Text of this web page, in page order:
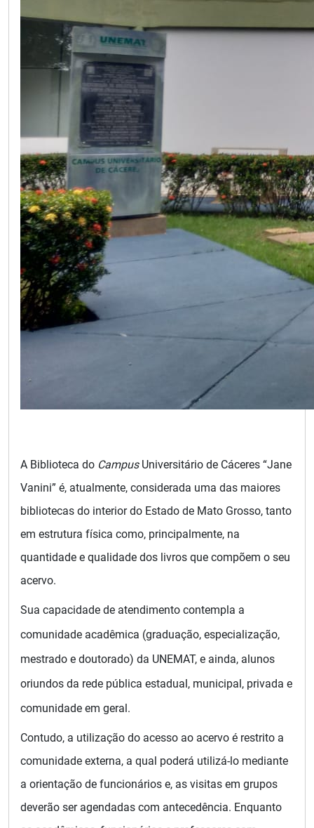
A Biblioteca do CampusUniversitário de Cáceres “Jane
Vanini” é, atualmente, considerada uma das maiores
bibliotecas do interior do Estado de Mato Grosso, tanto
em estrutura física como, principalmente, na
quantidade e qualidade dos livros que compõem o seu
acervo.
Sua capacidade de atendimento contempla a
comunidade acadêmica (graduação, especialização,
mestrado e doutorado) da UNEMAT, e ainda, alunos
oriundos da rede pública estadual, municipal, privada e
comunidade em geral.
Contudo, a utilização do acesso ao acervo é restrito a
comunidade externa, a qual poderá utilizá-lo mediante
a orientação de funcionários e, as visitas em grupos
deverão ser agendadas com antecedência. Enquanto